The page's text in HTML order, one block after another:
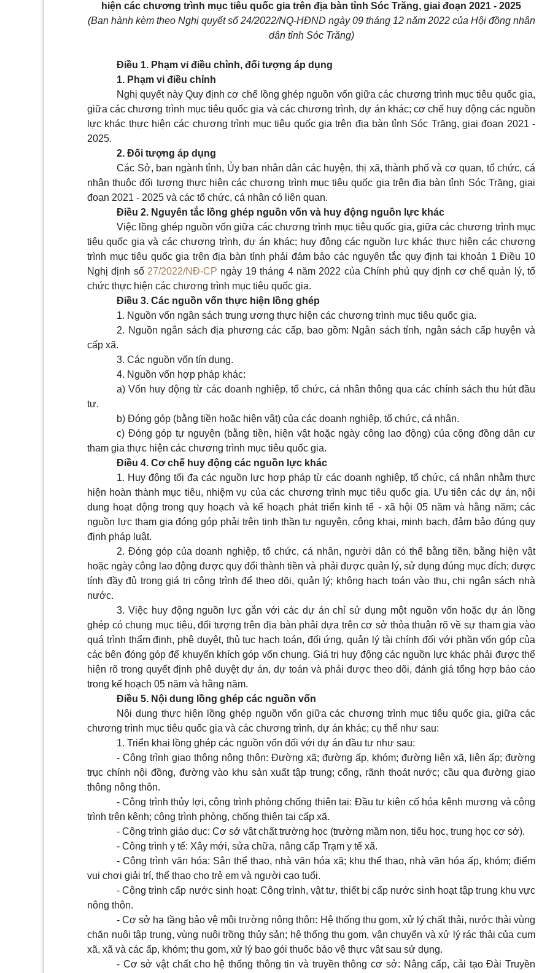
hiện các chương trình mục tiêu quốc gia trên địa bàn tỉnh Sóc Trăng, giai đoạn 2021 - 2025
(Ban hành kèm theo Nghị quyết số 24/2022/NQ-HĐND ngày 09 tháng 12 năm 2022 của Hội đồng nhân
dân tỉnh Sóc Trăng)
Điều 1. Phạm vi điều chỉnh, đối tượng áp dụng
1. Phạm vi điều chỉnh
Nghị quyết này Quy định cơ chế lồng ghép nguồn vốn giữa các chương trình mục tiêu quốc gia,
giữa các chương trình mục tiêu quốc gia và các chương trình, dự án khác; cơ chế huy động các nguồn
lực khác thực hiện các chương trình mục tiêu quốc gia trên địa bàn tỉnh Sóc Trăng, giai đoạn 2021 -
2025.
2. Đối tượng áp dụng
Các Sở, ban ngành tỉnh, Ủy ban nhân dân các huyện, thị xã, thành phố và cơ quan, tổ chức, cá
nhân thuộc đối tượng thực hiện các chương trình mục tiêu quốc gia trên địa bàn tỉnh Sóc Trăng, giai
đoạn 2021 - 2025 và các tổ chức, cá nhân có liên quan.
Điều 2. Nguyên tắc lồng ghép nguồn vốn và huy động nguồn lực khác
Việc lồng ghép nguồn vốn giữa các chương trình mục tiêu quốc gia, giữa các chương trình mục
tiêu quốc gia và các chương trình, dự án khác; huy động các nguồn lực khác thực hiện các chương
trình mục tiêu quốc gia trên địa bàn tỉnh phải đảm bảo các nguyên tắc quy định tại khoản 1 Điều 10
Nghị định số 27/2022/NĐ-CP ngày 19 tháng 4 năm 2022 của Chính phủ quy định cơ chế quản lý, tổ
chức thực hiện các chương trình mục tiêu quốc gia.
Điều 3. Các nguồn vốn thực hiện lồng ghép
1. Nguồn vốn ngân sách trung ương thực hiện các chương trình mục tiêu quốc gia.
2. Nguồn ngân sách địa phương các cấp, bao gồm: Ngân sách tỉnh, ngân sách cấp huyện và
cấp xã.
3. Các nguồn vốn tín dụng.
4. Nguồn vốn hợp pháp khác:
a) Vốn huy động từ các doanh nghiệp, tổ chức, cá nhân thông qua các chính sách thu hút đầu
tư.
b) Đóng góp (bằng tiền hoặc hiện vật) của các doanh nghiệp, tổ chức, cá nhân.
c) Đóng góp tự nguyện (bằng tiền, hiện vật hoặc ngày công lao động) của cộng đồng dân cư
tham gia thực hiện các chương trình mục tiêu quốc gia.
Điều 4. Cơ chế huy động các nguồn lực khác
1. Huy động tối đa các nguồn lực hợp pháp từ các doanh nghiệp, tổ chức, cá nhân nhằm thực
hiện hoàn thành mục tiêu, nhiệm vụ của các chương trình mục tiêu quốc gia. Ưu tiên các dự án, nội
dung hoạt động trong quy hoạch và kế hoạch phát triển kinh tế - xã hội 05 năm và hằng năm; các
nguồn lực tham gia đóng góp phải trên tinh thần tự nguyện, công khai, minh bạch, đảm bảo đúng quy
định pháp luật.
2. Đóng góp của doanh nghiệp, tổ chức, cá nhân, người dân có thể bằng tiền, bằng hiện vật
hoặc ngày công lao động được quy đổi thành tiền và phải được quản lý, sử dụng đúng mục đích; được
tính đầy đủ trong giá trị công trình để theo dõi, quản lý; không hạch toán vào thu, chi ngân sách nhà
nước.
3. Việc huy động nguồn lực gắn với các dự án chỉ sử dụng một nguồn vốn hoặc dự án lồng
ghép có chung mục tiêu, đối tượng trên địa bàn phải dựa trên cơ sở thỏa thuận rõ về sự tham gia vào
quá trình thẩm định, phê duyệt, thủ tục hạch toán, đối ứng, quản lý tài chính đối với phần vốn góp của
các bên đóng góp để khuyến khích góp vốn chung. Giá trị huy động các nguồn lực khác phải được thể
hiện rõ trong quyết định phê duyệt dự án, dự toán và phải được theo dõi, đánh giá tổng hợp báo cáo
trong kế hoạch 05 năm và hằng năm.
Điều 5. Nội dung lồng ghép các nguồn vốn
Nội dung thực hiện lồng ghép nguồn vốn giữa các chương trình mục tiêu quốc gia, giữa các
chương trình mục tiêu quốc gia và các chương trình, dự án khác; cụ thể như sau:
1. Triển khai lồng ghép các nguồn vốn đối với dự án đầu tư như sau:
- Công trình giao thông nông thôn: Đường xã; đường ấp, khóm; đường liên xã, liên ấp; đường
trục chính nội đồng, đường vào khu sản xuất tập trung; cống, rãnh thoát nước; cầu qua đường giao
thông nông thôn.
- Công trình thủy lợi, công trình phòng chống thiên tai: Đầu tư kiên cố hóa kênh mương và công
trình trên kênh; công trình phòng, chống thiên tai cấp xã.
- Công trình giáo dục: Cơ sở vật chất trường học (trường mầm non, tiểu học, trung học cơ sở).
- Công trình y tế: Xây mới, sửa chữa, nâng cấp Trạm y tế xã.
- Công trình văn hóa: Sân thể thao, nhà văn hóa xã; khu thể thao, nhà văn hóa ấp, khóm; điểm
vui chơi giải trí, thể thao cho trẻ em và người cao tuổi.
- Công trình cấp nước sinh hoạt: Công trình, vật tư, thiết bị cấp nước sinh hoạt tập trung khu vực
nông thôn.
- Cơ sở hạ tầng bảo vệ môi trường nông thôn: Hệ thống thu gom, xử lý chất thải, nước thải vùng
chăn nuôi tập trung, vùng nuôi trồng thủy sản; hệ thống thu gom, vận chuyển và xử lý rác thải của cụm
xã, xã và các ấp, khóm; thu gom, xử lý bao gói thuốc bảo vệ thực vật sau sử dụng.
- Cơ sở vật chất cho hệ thống thông tin và truyền thông cơ sở: Nâng cấp, cải tạo Đài Truyền